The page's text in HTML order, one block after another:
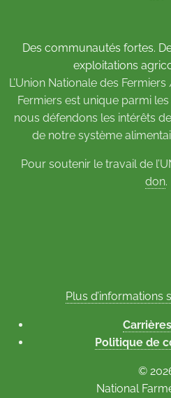
Des communautés fortes.
exploitations
L’Union Nationale des
Fermiers est unique parmi
nous défendons les intérêts
de notre système
Pour soutenir le travail de
don.
Plus d’informations
Politique de
©
National